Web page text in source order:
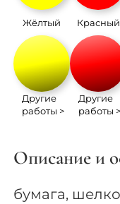
Жёлтый
Другие
работы >
Красный
Другие
работы >
Описание и
бумага,